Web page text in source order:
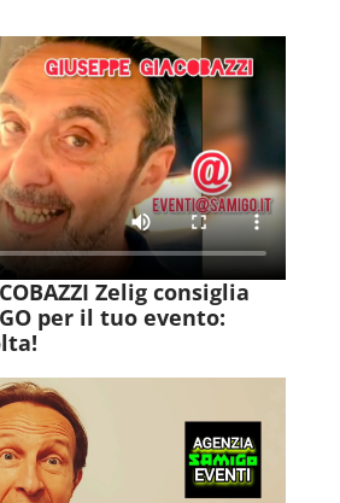
Zelig consiglia
per il tuo evento: